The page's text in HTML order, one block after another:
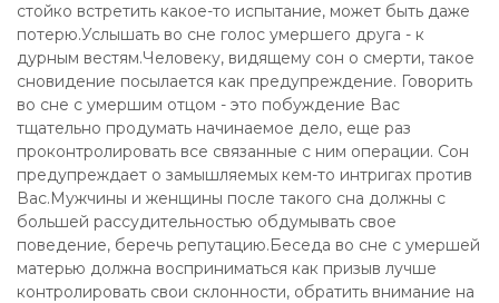
стойко встретить какое-то испытание, может быть даже
потерю.Услышать во сне голос умершего друга - к
дурным вестям.Человеку, видящему сон о смерти, такое
сновидение посылается как предупреждение. Говорить
во сне с умершим отцом - это побуждение Вас
тщательно продумать начинаемое дело, еще раз
проконтролировать все связанные с ним операции. Сон
предупреждает о замышляемых кем-то интригах против
Вас.Мужчины и женщины после такого сна должны с
большей рассудительностью обдумывать свое
поведение, беречь репутацию.Беседа во сне с умершей
матерью должна восприниматься как призыв лучше
контролировать свои склонности, обратить внимание на